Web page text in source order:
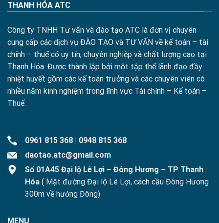
THANH HÓA ATC
Công ty TNHH Tư vấn và đào tạo ATC là đơn vị chuyên
cung cấp các dịch vụ ĐÀO TẠO và TƯ VẤN về kế toán – tài
chính – thuế có uy tín, chuyên nghiệp và chất lượng cao tại
Thanh Hóa. Được thành lập bởi một tập thể lãnh đạo đầy
nhiệt huyết gồm các kế toán trưởng và các chuyên viên có
nhiều năm kinh nghiệm trong lĩnh vực Tài chính – Kế toán –
Thuế.
0961 815 368 | 0948 815 368
daotao.atc@gmail.com
Số 01A45 Đại lộ Lê Lợi – Đông Hương – TP Thanh
Hóa ( Mặt đường Đại lộ Lê Lợi, cách cầu Đông Hương
300m về hướng Đông)
MENU